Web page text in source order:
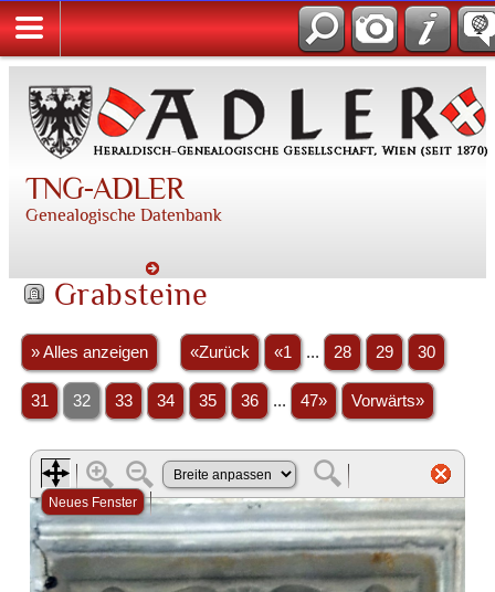
TNG-ADLER
Genealogische Datenbank
Grabsteine
» Alles anzeigen «Zurück «1 ... 28 29 30
31 32 33 34 35 36 ... 47» Vorwärts»